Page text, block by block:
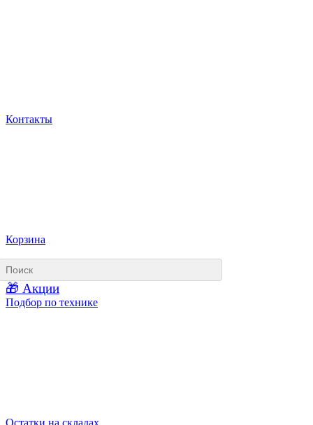
Контакты
Корзина
🎁 Акции
Подбор по технике
Остатки на складах